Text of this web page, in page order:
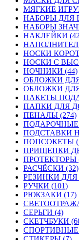
МЯГКИЕ
НАБОРЫ ДЛЯ
НАБОРЫ
НАКЛЕЙКИ
НОСКИ
НОСКИ С
НОЧНИКИ (44)
ОБЛОЖКИ
ОБЛОЖКИ
ПАКЕТЫ
ПАПКИ ДЛЯ
ПЕНАЛЫ (274)
ПОДАРОЧНЫЕ
ПОДСТАВКИ
ПОПСОКЕТЫ
ПРИЩЕПКИ
ПРОТЕКТОРЫ
РАСЧЁСКИ (32)
РЕЗИНКИ ДЛЯ
РУЧКИ (101)
РЮКЗАКИ (17)
СЕРЬГИ (4)
СКЕТЧБУКИ
СПОРТИВНЫЕ